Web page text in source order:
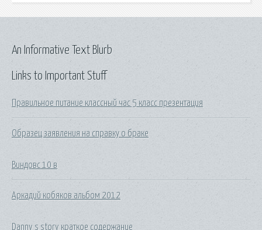
Links to Important Stuff
Правильное питание классный час 5 класс презентация
Образец заявления на справку о браке
Виндовс 10 в
Аркадий кобяков альбом 2012
Danny s story краткое содержание
An Informative Text Blurb